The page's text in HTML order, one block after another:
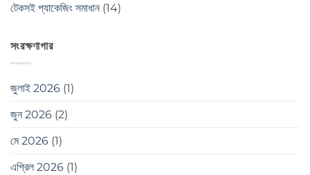
টেকসই প্যাকেজিং সমাধান (14)
সংরক্ষণাগার
জুলাই 2026 (1)
জুন 2026 (2)
মে 2026 (1)
এপ্রিল 2026 (1)